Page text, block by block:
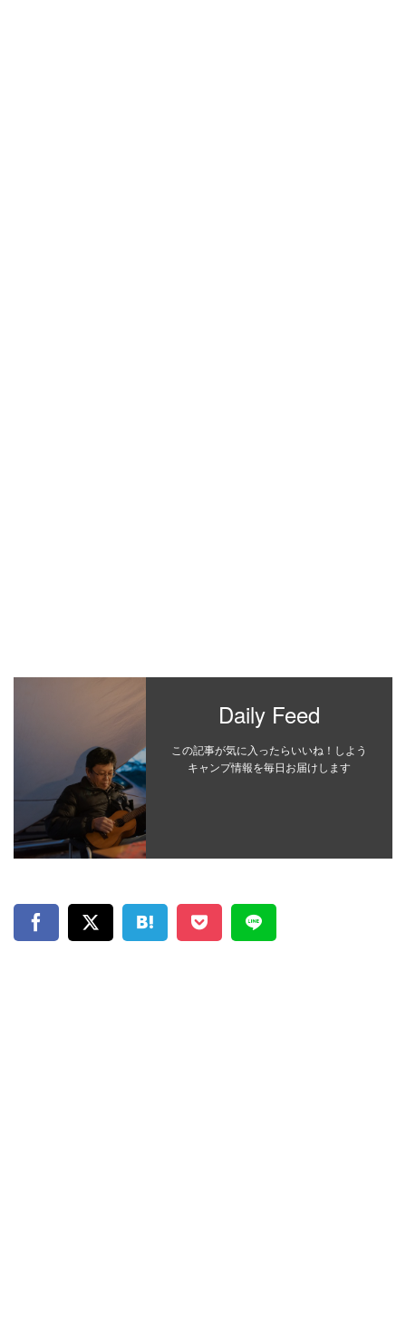
Daily Feed
この記事が気に入ったらいいね！しよう
キャンプ情報を毎日お届けします